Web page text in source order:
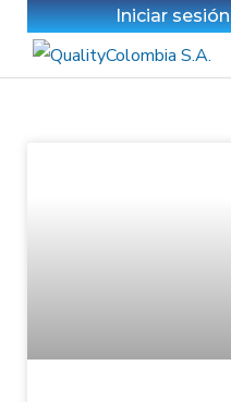
Iniciar sesión